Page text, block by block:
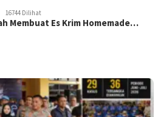
16744 Dilihat
Membuat Es Krim Homemade…